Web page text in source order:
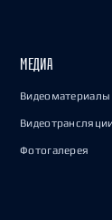
МЕДИА
Видеоматериалы
Фотогалерея